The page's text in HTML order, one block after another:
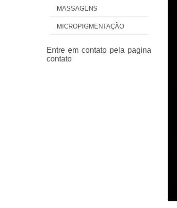
MASSAGENS
MICROPIGMENTAÇÃO